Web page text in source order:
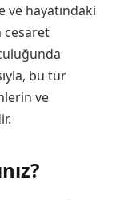
ve hayatındaki
cesaret
bu tür
ve